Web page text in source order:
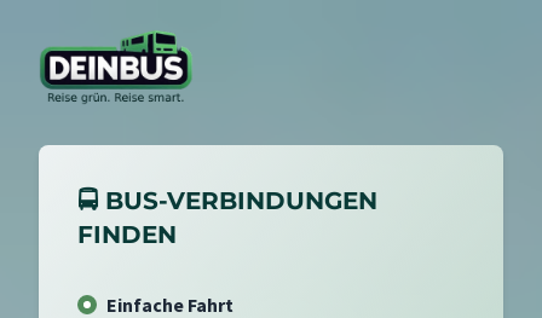
🚍 BUS-VERBINDUNGEN
FINDEN
Einfache Fahrt